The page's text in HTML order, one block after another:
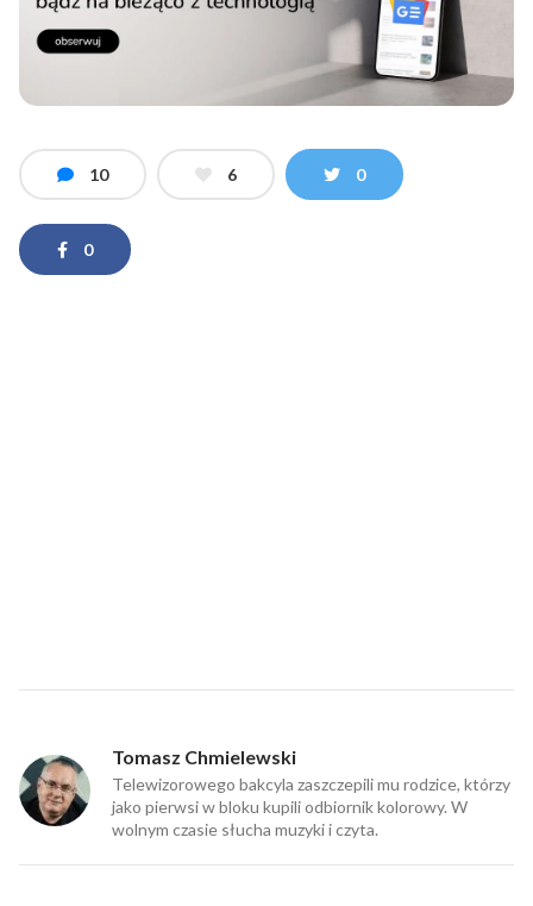
10 6 0
0
Tomasz Chmielewski
Telewizorowego bakcyla zaszczepili mu rodzice, którzy
jako pierwsi w bloku kupili odbiornik kolorowy. W
wolnym czasie słucha muzyki i czyta.